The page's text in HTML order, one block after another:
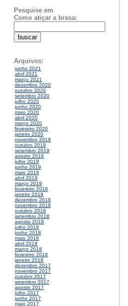
Pesquise em
Como atiçar a brasa:
Arquivos:
junho 2021
abril 2021
março 2021
dezembro 2020
outubro 2020
setembro 2020
julho 2020
junho 2020
maio 2020
abril 2020
março 2020
fevereiro 2020
janeiro 2020
novembro 2019
outubro 2019
setembro 2019
agosto 2019
julho 2019
junho 2019
maio 2019
abril 2019
março 2019
fevereiro 2019
janeiro 2019
dezembro 2018
novembro 2018
outubro 2018
setembro 2018
agosto 2018
julho 2018
junho 2018
maio 2018
abril 2018
março 2018
fevereiro 2018
janeiro 2018
dezembro 2017
novembro 2017
outubro 2017
setembro 2017
agosto 2017
julho 2017
junho 2017
maio 2017